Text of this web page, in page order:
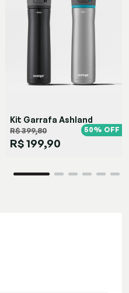
Kit Garrafa Ashland
Black Azul
R$ 399,80
R$ 199,90
50% OFF